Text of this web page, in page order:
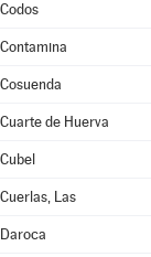
Codos
Contamina
Cosuenda
Cuarte de Huerva
Cubel
Cuerlas, Las
Daroca